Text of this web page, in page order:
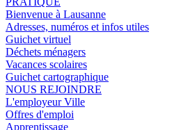
Bienvenue à Lausanne
Adresses, numéros et infos utiles
Guichet virtuel
Déchets ménagers
Vacances scolaires
Guichet cartographique
NOUS REJOINDRE
L'employeur Ville
Offres d'emploi
Apprentissage